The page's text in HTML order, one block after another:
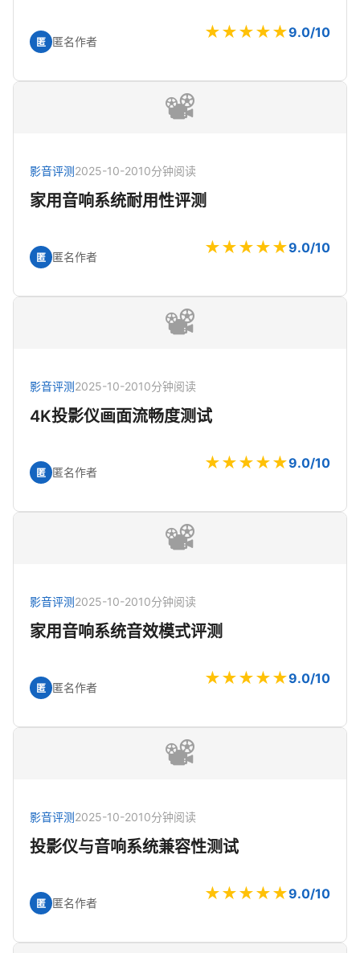
匿 匿名作者 ★★★★★9.0/10
📽️
影音评测2025-10-2010分钟阅读
家用音响系统耐用性评测
匿 匿名作者 ★★★★★9.0/10
📽️
影音评测2025-10-2010分钟阅读
4K投影仪画面流畅度测试
匿 匿名作者 ★★★★★9.0/10
📽️
影音评测2025-10-2010分钟阅读
家用音响系统音效模式评测
匿 匿名作者 ★★★★★9.0/10
📽️
影音评测2025-10-2010分钟阅读
投影仪与音响系统兼容性测试
匿 匿名作者 ★★★★★9.0/10